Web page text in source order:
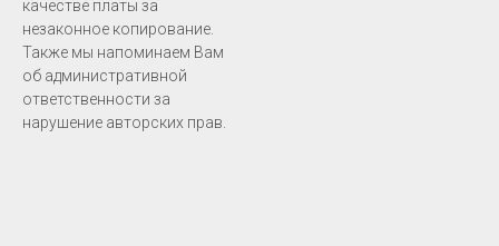
качестве платы за
незаконное копирование.
Также мы напоминаем Вам
об административной
ответственности за
нарушение авторских прав.